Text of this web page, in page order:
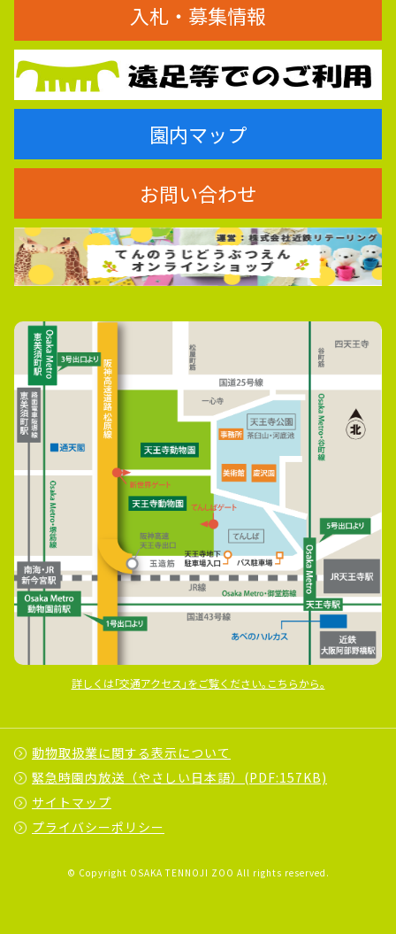
入札・募集情報
園内マップ
お問い合わせ
詳しくは｢交通アクセス｣をご覧ください｡こちらから｡
動物取扱業に関する表示について
緊急時園内放送（やさしい日本語）(PDF:157KB)
サイトマップ
プライバシーポリシー
© Copyright OSAKA TENNOJI ZOO All rights reserved.